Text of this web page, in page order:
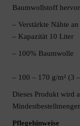
Baumwollstoff
– Verstärkte Nähte
– Kapazität 10 Liter
– 100% Baumwolle
– 100 – 170 g/m² (3
Dieses Produkt wird
Pflegehinweise